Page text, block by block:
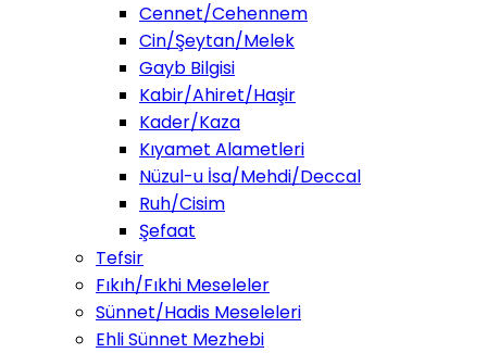
Cennet/Cehennem
Cin/Şeytan/Melek
Gayb Bilgisi
Kabir/Ahiret/Haşir
Kader/Kaza
Kıyamet Alametleri
Nüzul-u İsa/Mehdi/Deccal
Ruh/Cisim
Şefaat
Tefsir
Fıkıh/Fıkhi Meseleler
Sünnet/Hadis Meseleleri
Ehli Sünnet Mezhebi